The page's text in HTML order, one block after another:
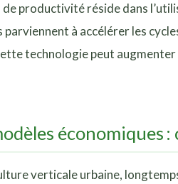
de productivité réside dans
à accélérer les
technologie peut
économiques
verticale urbaine,